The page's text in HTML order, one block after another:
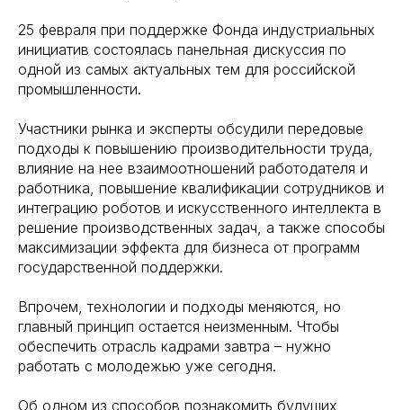
25 февраля при поддержке Фонда индустриальных
инициатив состоялась панельная дискуссия по
одной из самых актуальных тем для российской
промышленности.
Участники рынка и эксперты обсудили передовые
подходы к повышению производительности труда,
влияние на нее взаимоотношений работодателя и
работника, повышение квалификации сотрудников и
интеграцию роботов и искусственного интеллекта в
решение производственных задач, а также способы
максимизации эффекта для бизнеса от программ
государственной поддержки.
Впрочем, технологии и подходы меняются, но
главный принцип остается неизменным. Чтобы
обеспечить отрасль кадрами завтра – нужно
работать с молодежью уже сегодня.
Об одном из способов познакомить будущих